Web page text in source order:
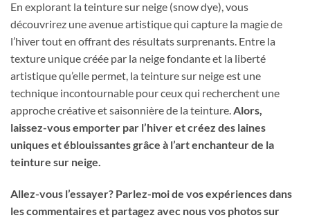
En explorant la teinture sur neige (snow dye), vous
découvrirez une avenue artistique qui capture la magie de
l’hiver tout en offrant des résultats surprenants. Entre la
texture unique créée par la neige fondante et la liberté
artistique qu’elle permet, la teinture sur neige est une
technique incontournable pour ceux qui recherchent une
approche créative et saisonnière de la teinture.Alors,
laissez-vous emporter par l’hiver et créez des laines
uniques et éblouissantes grâce à l’art enchanteur de la
teinture sur neige.
Allez-vous l’essayer? Parlez-moi de vos expériences dans
les commentaires et partagez avec nous vos photos sur